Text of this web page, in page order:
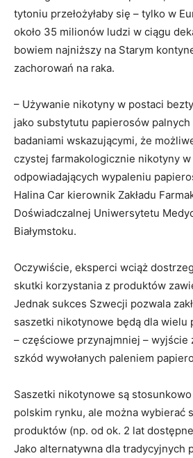
tytoniu przełożyłaby się – tylko w
około 35 milionów ludzi w ciągu
bowiem najniższy na Starym
zachorowań na raka.
– Używanie nikotyny w postaci
jako substytutu papierosów
badaniami wskazującymi, że
czystej farmakologicznie nikotyny
odpowiadających wypaleniu
Halina Car kierownik Zakładu
Doświadczalnej Uniwersytetu
Białymstoku.
Oczywiście, eksperci wciąż
skutki korzystania z produktów
Jednak sukces Szwecji pozwala
saszetki nikotynowe będą dla wielu
– częściowe przynajmniej – wyjście
szkód wywołanych paleniem
Saszetki nikotynowe są
polskim rynku, ale można wybierać
produktów (np. od ok. 2 lat
Jako alternatywna dla tradycyjnych